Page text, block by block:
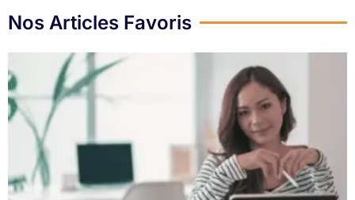
Nos Articles Favoris